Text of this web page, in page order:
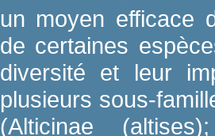
un moyen efficace
de certaines
diversité et leur
plusieurs sous-
(Alticinae